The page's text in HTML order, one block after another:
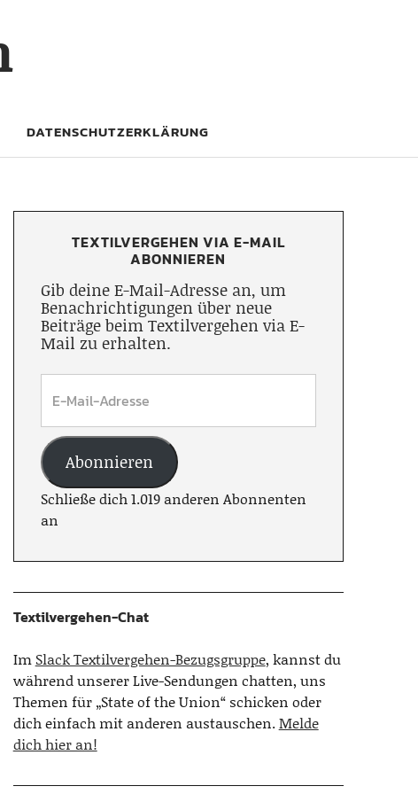
DATENSCHUTZERKLÄRUNG
TEXTILVERGEHEN VIA E-MAIL
ABONNIEREN
Gib deine E-Mail-Adresse an, um
Benachrichtigungen über neue
Beiträge beim Textilvergehen via E-
Mail zu erhalten.
Abonnieren
Schließe dich 1.019 anderen Abonnenten
an
Textilvergehen-Chat
Im Slack Textilvergehen-Bezugsgruppe, kannst du
während unserer Live-Sendungen chatten, uns
Themen für „State of the Union“ schicken oder
dich einfach mit anderen austauschen.Melde
dich hier an!